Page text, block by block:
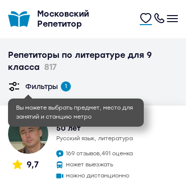
Московский
Репетитор
Репетиторы по литературе для 9
класса 817
Вы можете выбрать предмет, место для
занятий и станцию метро
Фильтры 1
9,7
Иван Игоревич
50 лет
русский язык, литература
169 отзывов,491 оценка
может выезжать
можно дистанционно